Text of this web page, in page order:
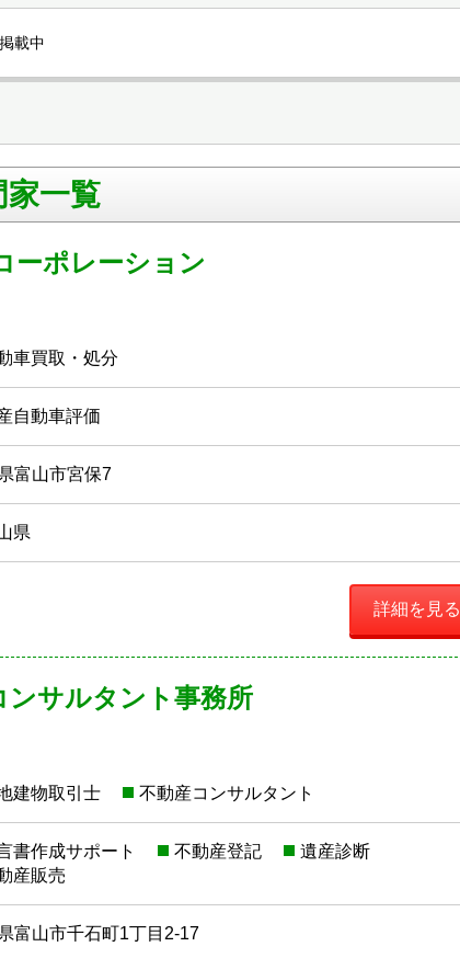
載中
家一覧
ーポレーション
車買取・処分
自動車評価
富山市宮保7
県
詳細を見る
ンサルタント事務所
建物取引士 不動産コンサルタント
書作成サポート 不動産登記
遺産診断
産販売
富山市千石町1丁目2-17